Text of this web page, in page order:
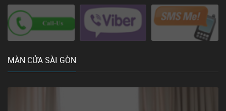
MÀN CỬA SÀI GÒN